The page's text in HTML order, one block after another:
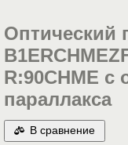
Оптический
R:90CHME с
параллакса
В сравнение